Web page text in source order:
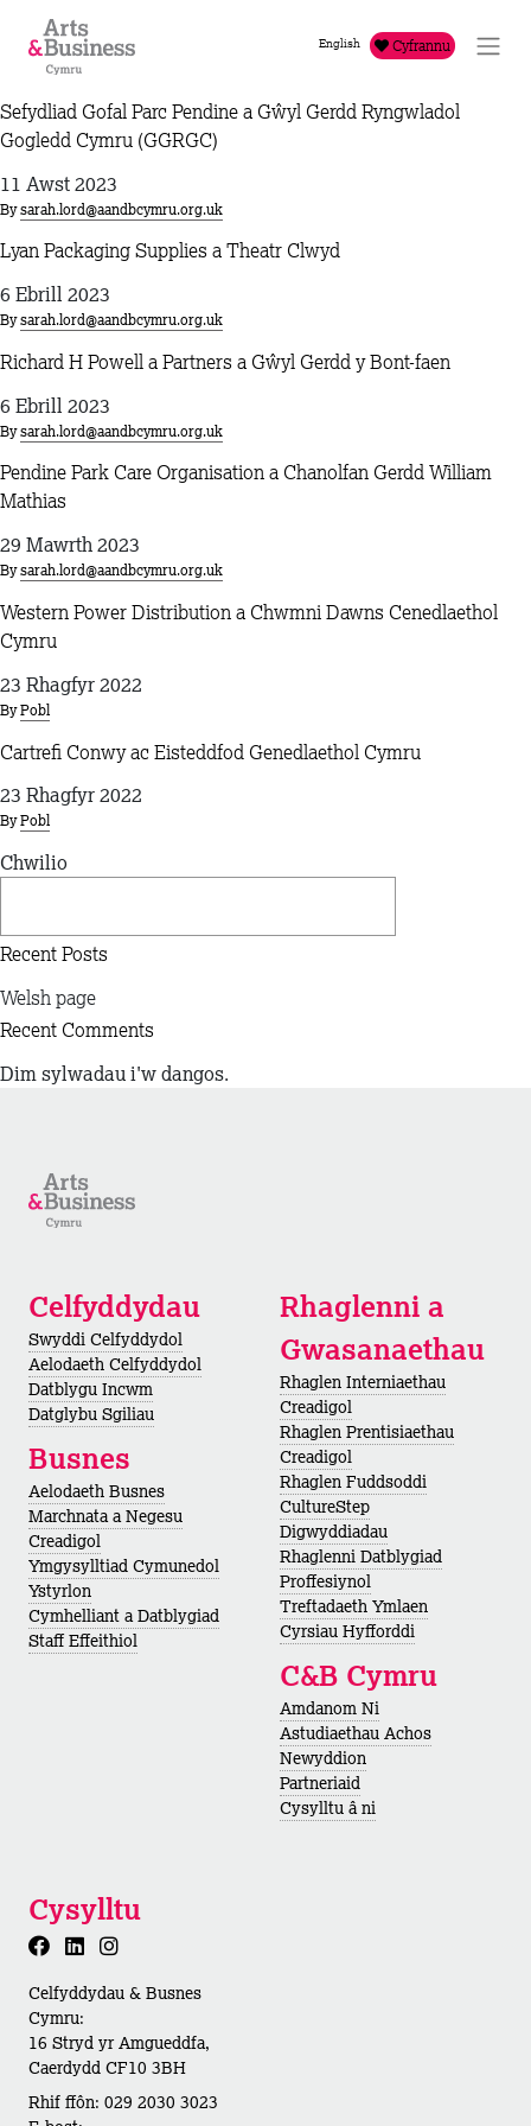
Mynd i'r cynnwys
English Cyfrannu
Sefydliad Gofal Parc Pendine a Gŵyl Gerdd Ryngwladol
Gogledd Cymru (GGRGC)
11 Awst 2023
Bysarah.lord@aandbcymru.org.uk
Lyan Packaging Supplies a Theatr Clwyd
6 Ebrill 2023
Bysarah.lord@aandbcymru.org.uk
Richard H Powell a Partners a Gŵyl Gerdd y Bont-faen
6 Ebrill 2023
Bysarah.lord@aandbcymru.org.uk
Pendine Park Care Organisation a Chanolfan Gerdd William
Mathias
29 Mawrth 2023
Bysarah.lord@aandbcymru.org.uk
Western Power Distribution a Chwmni Dawns Cenedlaethol
Cymru
23 Rhagfyr 2022
ByPobl
Cartrefi Conwy ac Eisteddfod Genedlaethol Cymru
23 Rhagfyr 2022
ByPobl
Chwilio
Recent Posts
Welsh page
Recent Comments
Dim sylwadau i'w dangos.
Celfyddydau
Swyddi Celfyddydol
Aelodaeth Celfyddydol
Datblygu Incwm
Datglybu Sgiliau
Busnes
Aelodaeth Busnes
Marchnata a Negesu
Creadigol
Ymgysylltiad Cymunedol
Ystyrlon
Cymhelliant a Datblygiad
Staff Effeithiol
Rhaglenni a
Gwasanaethau
Rhaglen Interniaethau
Creadigol
Rhaglen Prentisiaethau
Creadigol
Rhaglen Fuddsoddi
CultureStep
Digwyddiadau
Rhaglenni Datblygiad
Proffesiynol
Treftadaeth Ymlaen
Cyrsiau Hyfforddi
C&B Cymru
Amdanom Ni
Astudiaethau Achos
Newyddion
Partneriaid
Cysylltu â ni
Cysylltu
Celfyddydau & Busnes
Cymru:
16 Stryd yr Amgueddfa,
Caerdydd CF10 3BH
Rhif ffôn: 029 2030 3023